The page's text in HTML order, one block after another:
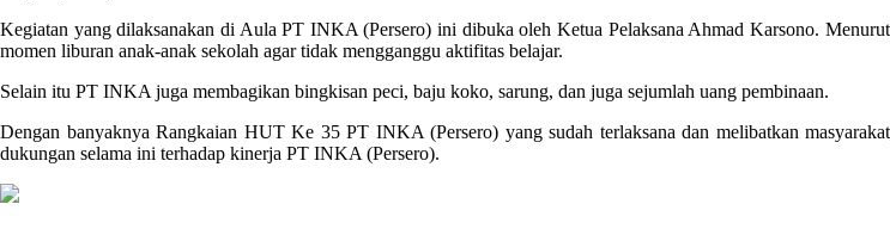
Kegiatan yang dilaksanakan di Aula PT INKA (Persero) ini dibuka oleh Ketua Pelaksana Ahmad Karsono.
momen liburan anak-anak sekolah agar tidak mengganggu aktifitas belajar.
Selain itu PT INKA juga membagikan bingkisan peci, baju koko, sarung, dan juga sejumlah uang pembinaan.
Dengan banyaknya Rangkaian HUT Ke 35 PT INKA (Persero) yang sudah terlaksana dan melibatkan
dukungan selama ini terhadap kinerja PT INKA (Persero).